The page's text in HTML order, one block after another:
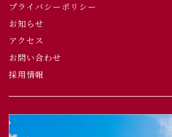
プライバシーポリシー
お知らせ
アクセス
お問い合わせ
採用情報